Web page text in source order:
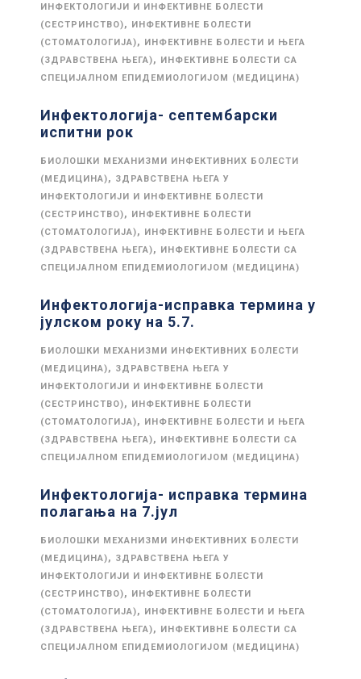
ИНФЕКТОЛОГИЈИ И ИНФЕКТИВНЕ БОЛЕСТИ
(СЕСТРИНСТВО), ИНФЕКТИВНЕ БОЛЕСТИ
(СТОМАТОЛОГИЈА), ИНФЕКТИВНЕ БОЛЕСТИ И ЊЕГА
(ЗДРАВСТВЕНА ЊЕГА), ИНФЕКТИВНЕ БОЛЕСТИ СА
СПЕЦИЈАЛНОМ ЕПИДЕМИОЛОГИЈОМ (МЕДИЦИНА)
Инфектологија- септембарски
испитни рок
БИОЛОШКИ МЕХАНИЗМИ ИНФЕКТИВНИХ БОЛЕСТИ
(МЕДИЦИНА), ЗДРАВСТВЕНА ЊЕГА У
ИНФЕКТОЛОГИЈИ И ИНФЕКТИВНЕ БОЛЕСТИ
(СЕСТРИНСТВО), ИНФЕКТИВНЕ БОЛЕСТИ
(СТОМАТОЛОГИЈА), ИНФЕКТИВНЕ БОЛЕСТИ И ЊЕГА
(ЗДРАВСТВЕНА ЊЕГА), ИНФЕКТИВНЕ БОЛЕСТИ СА
СПЕЦИЈАЛНОМ ЕПИДЕМИОЛОГИЈОМ (МЕДИЦИНА)
Инфектологија-исправка термина у
јулском року на 5.7.
БИОЛОШКИ МЕХАНИЗМИ ИНФЕКТИВНИХ БОЛЕСТИ
(МЕДИЦИНА), ЗДРАВСТВЕНА ЊЕГА У
ИНФЕКТОЛОГИЈИ И ИНФЕКТИВНЕ БОЛЕСТИ
(СЕСТРИНСТВО), ИНФЕКТИВНЕ БОЛЕСТИ
(СТОМАТОЛОГИЈА), ИНФЕКТИВНЕ БОЛЕСТИ И ЊЕГА
(ЗДРАВСТВЕНА ЊЕГА), ИНФЕКТИВНЕ БОЛЕСТИ СА
СПЕЦИЈАЛНОМ ЕПИДЕМИОЛОГИЈОМ (МЕДИЦИНА)
Инфектологија- исправка термина
полагања на 7.јул
БИОЛОШКИ МЕХАНИЗМИ ИНФЕКТИВНИХ БОЛЕСТИ
(МЕДИЦИНА), ЗДРАВСТВЕНА ЊЕГА У
ИНФЕКТОЛОГИЈИ И ИНФЕКТИВНЕ БОЛЕСТИ
(СЕСТРИНСТВО), ИНФЕКТИВНЕ БОЛЕСТИ
(СТОМАТОЛОГИЈА), ИНФЕКТИВНЕ БОЛЕСТИ И ЊЕГА
(ЗДРАВСТВЕНА ЊЕГА), ИНФЕКТИВНЕ БОЛЕСТИ СА
СПЕЦИЈАЛНОМ ЕПИДЕМИОЛОГИЈОМ (МЕДИЦИНА)